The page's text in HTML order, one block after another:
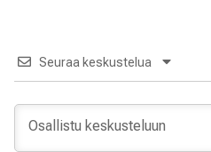
Seuraa keskustelua